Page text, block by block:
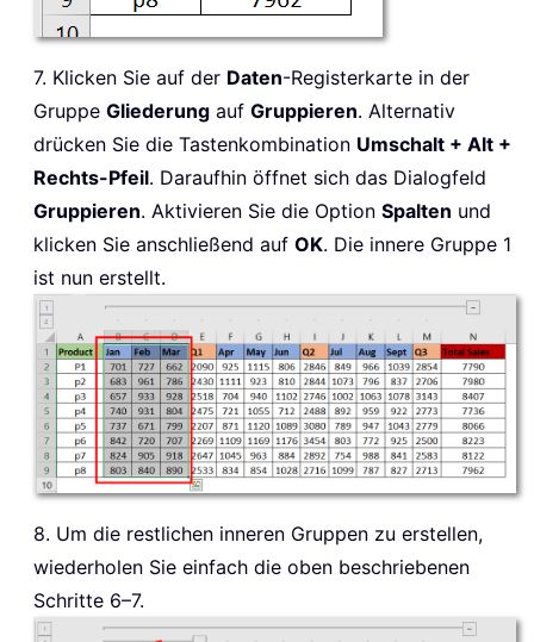
7. Klicken Sie auf der Daten-Registerkarte in der
Gruppe Gliederung auf Gruppieren. Alternativ
drücken Sie die Tastenkombination Umschalt + Alt +
Rechts-Pfeil. Daraufhin öffnet sich das Dialogfeld
Gruppieren. Aktivieren Sie die Option Spalten und
klicken Sie anschließend auf OK. Die innere Gruppe 1
ist nun erstellt.
8. Um die restlichen inneren Gruppen zu erstellen,
wiederholen Sie einfach die oben beschriebenen
Schritte 6–7.